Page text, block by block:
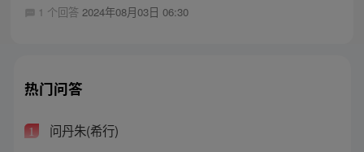
1 个回答 2024年08月03日 06:30
热门问答
1 问丹朱(希行)